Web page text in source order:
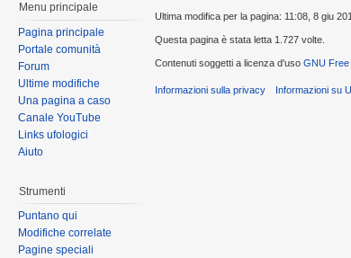
Menu principale
Pagina principale
Portale comunità
Forum
Ultime modifiche
Una pagina a caso
Canale YouTube
Links ufologici
Aiuto
Strumenti
Puntano qui
Modifiche correlate
Pagine speciali
Ultima modifica per la pagina: 11:08, 8 giu
Questa pagina è stata letta 1.727 volte.
Contenuti soggetti a licenza d'uso GNU Free
Informazioni sulla privacy Informazioni su